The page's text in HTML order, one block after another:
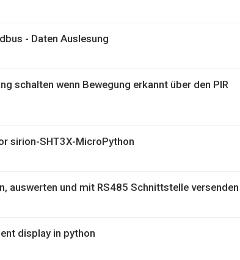
- Daten Auslesung
schalten wenn Bewegung erkannt über den PIR
sirion-SHT3X-MicroPython
auswerten und mit RS485 Schnittstelle versenden
display in python